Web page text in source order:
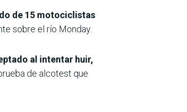
de 15 motociclistas
sobre el río Monday.
al intentar huir,
de alcotest que